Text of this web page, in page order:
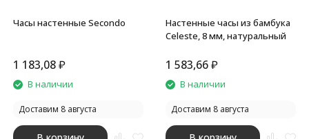
Часы настенные Secondo
1 183,08₽
В наличии
Доставим 8 августа
Настенные часы из бамбука
Celeste, 8 мм, натуральный
1 583,66₽
В наличии
Доставим 8 августа